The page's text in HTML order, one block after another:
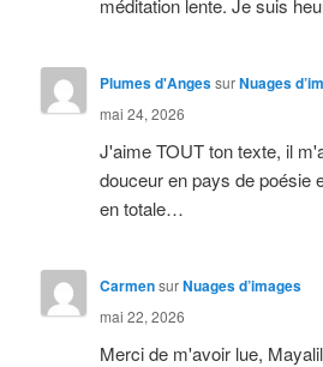
méditation lente. Je suis
Plumes d'AngessurNuages
mai 24, 2026
J'aime TOUT ton texte, il
douceur en pays de poésie
en totale…
CarmensurNuages d’images
mai 22, 2026
Merci de m'avoir lue,